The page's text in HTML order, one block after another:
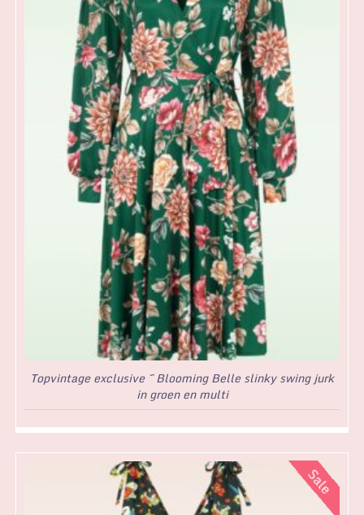
Topvintage exclusive ~ Blooming Belle slinky swing jurk
in groen en multi